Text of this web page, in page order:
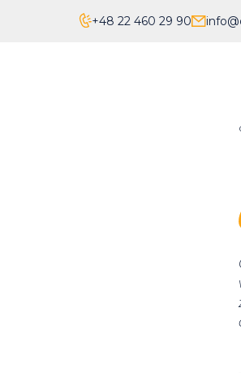
+48 22 460 29 90